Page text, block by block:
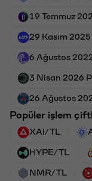
19 Temmuz
29 Kasım
6 Ağustos
3 Nisan 2026
26 Ağustos
Popüler işlem
XAI/TL
HYPE/TL
NMR/TL